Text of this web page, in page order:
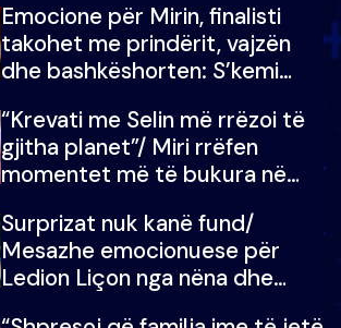
çmimin e madh
Emocione për Mirin, finalisti
takohet me prindërit, vajzën
dhe bashkëshorten: S’kemi
“Krevati me Selin më rrëzoi të
gjitha planet”/ Miri rrëfen
momentet më të bukura në
mungojë zilja e mëngjesit kur…
Surprizat nuk kanë fund/
Mesazhe emocionuese për
Ledion Liçon nga nëna dhe